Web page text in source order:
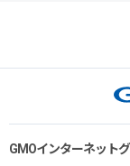
GMOインターネット